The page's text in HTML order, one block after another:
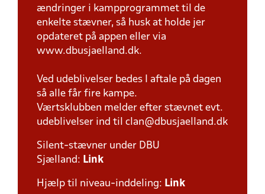
ændringer i kampprogrammet til de
enkelte stævner, så husk at holde jer
opdateret på appen eller via
www.dbusjaelland.dk.
Ved udeblivelser bedes I aftale på dagen
så alle får fire kampe.
Værtsklubben melder efter stævnet evt.
udeblivelser ind til clan@dbusjaelland.dk
Silent-stævner under DBU
Sjælland: Link
Hjælp til niveau-inddeling: Link